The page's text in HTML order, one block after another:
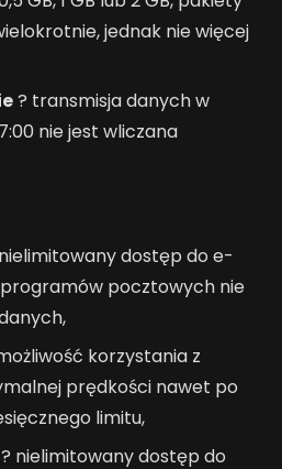
jednak nie więcej
? transmisja danych w
nie jest wliczana
dostęp do e-
pocztowych nie
korzystania z
prędkości nawet po
limitu,
? nielimitowany dostęp do